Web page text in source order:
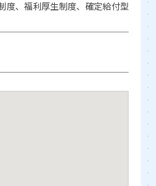
度、福利厚生制度、確定給付型